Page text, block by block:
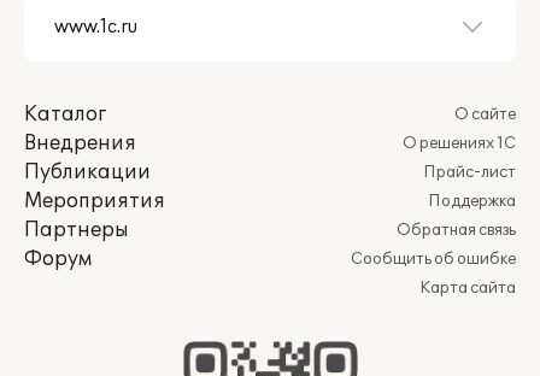
Каталог
Внедрения
Публикации
Мероприятия
Партнеры
Форум
О сайте
О решениях 1С
Прайс-лист
Поддержка
Обратная связь
Сообщить об ошибке
Карта сайта